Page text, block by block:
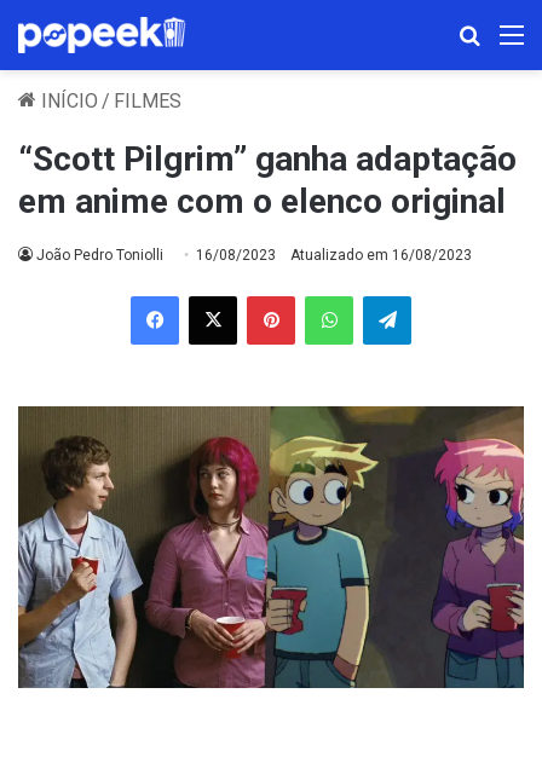
INÍCIO / FILMES
“Scott Pilgrim” ganha adaptação
em anime com o elenco original
João Pedro Toniolli 16/08/2023 Atualizado em 16/08/2023
Facebook
X PinterestWhatsAppTelegram